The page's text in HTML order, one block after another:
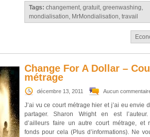
Tags: changement, gratuit, greenwashing,
mondialisation, MrMondialisation, travail
Change For A Dollar –
métrage
décembre 13, 2011 Aucun
J’ai vu ce court métrage hier et j’ai eu envie
partager. Sharon Wright en est
d’ailleurs faire un autre court métrage, et
fonds pour cela (Plus d’informations). Ne